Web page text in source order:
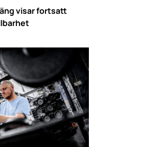
visar fortsatt